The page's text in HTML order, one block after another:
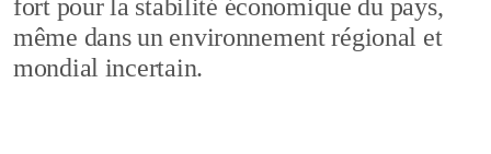
fort pour la stabilité économique du pays,
même dans un environnement régional et
mondial incertain.